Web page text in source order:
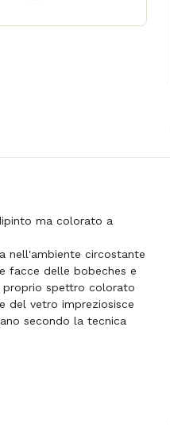
ma colorato a
nell'ambiente circostante
facce delle bobeches e
proprio spettro colorato
del vetro impreziosisce
secondo la tecnica